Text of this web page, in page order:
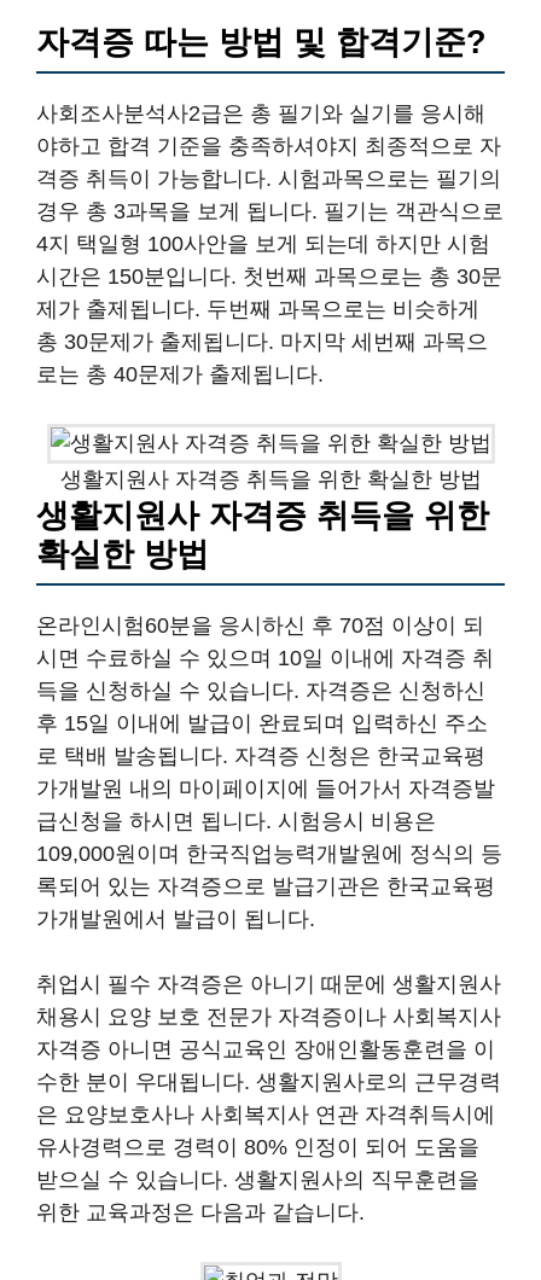
자격증 따는 방법 및 합격기준?
사회조사분석사2급은 총 필기와 실기를 응시해
야하고 합격 기준을 충족하셔야지 최종적으로 자
격증 취득이 가능합니다. 시험과목으로는 필기의
경우 총 3과목을 보게 됩니다. 필기는 객관식으로
4지 택일형 100사안을 보게 되는데 하지만 시험
시간은 150분입니다. 첫번째 과목으로는 총 30문
제가 출제됩니다. 두번째 과목으로는 비슷하게
총 30문제가 출제됩니다. 마지막 세번째 과목으
로는 총 40문제가 출제됩니다.
생활지원사 자격증 취득을 위한 확실한 방법
생활지원사 자격증 취득을 위한
확실한 방법
온라인시험60분을 응시하신 후 70점 이상이 되
시면 수료하실 수 있으며 10일 이내에 자격증 취
득을 신청하실 수 있습니다. 자격증은 신청하신
후 15일 이내에 발급이 완료되며 입력하신 주소
로 택배 발송됩니다. 자격증 신청은 한국교육평
가개발원 내의 마이페이지에 들어가서 자격증발
급신청을 하시면 됩니다. 시험응시 비용은
109,000원이며 한국직업능력개발원에 정식의 등
록되어 있는 자격증으로 발급기관은 한국교육평
가개발원에서 발급이 됩니다.
취업시 필수 자격증은 아니기 때문에 생활지원사
채용시 요양 보호 전문가 자격증이나 사회복지사
자격증 아니면 공식교육인 장애인활동훈련을 이
수한 분이 우대됩니다. 생활지원사로의 근무경력
은 요양보호사나 사회복지사 연관 자격취득시에
유사경력으로 경력이 80% 인정이 되어 도움을
받으실 수 있습니다. 생활지원사의 직무훈련을
위한 교육과정은 다음과 같습니다.